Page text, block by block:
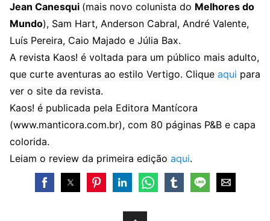
Jean Canesqui (mais novo colunista do Melhores do
Mundo), Sam Hart, Anderson Cabral, André Valente,
Luís Pereira, Caio Majado e Júlia Bax.
A revista Kaos! é voltada para um público mais adulto,
que curte aventuras ao estilo Vertigo. Clique aqui para
ver o site da revista.
Kaos! é publicada pela Editora Mantícora
(www.manticora.com.br), com 80 páginas P&B e capa
colorida.
Leiam o review da primeira edição aqui.